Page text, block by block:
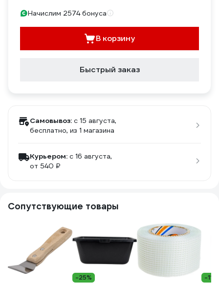
Начислим 2574 бонуса
В корзину
Быстрый заказ
Самовывоз: c 15 августа,
бесплатно, из 1 магазина
Курьером: c 16 августа,
от 540 ₽
Сопутствующие товары
-25% -11%